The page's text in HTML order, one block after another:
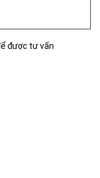
được tư vấn